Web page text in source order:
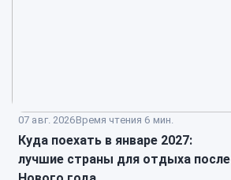
07 авг. 2026Время чтения 6 мин.
Куда поехать в январе 2027:
лучшие страны для отдыха после